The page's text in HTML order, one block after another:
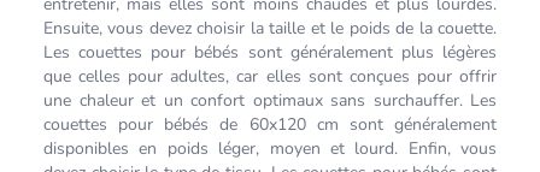
Ensuite, vous devez choisir la taille et le poids de la couette.
Les couettes pour bébés sont généralement plus légères
que celles pour adultes, car elles sont conçues pour offrir
une chaleur et un confort optimaux sans surchauffer. Les
couettes pour bébés de 60x120 cm sont généralement
disponibles en poids léger, moyen et lourd. Enfin, vous